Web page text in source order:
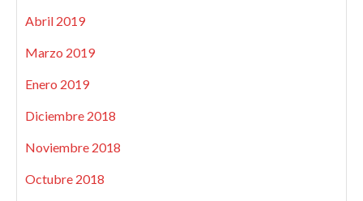
Abril 2019
Marzo 2019
Enero 2019
Diciembre 2018
Noviembre 2018
Octubre 2018